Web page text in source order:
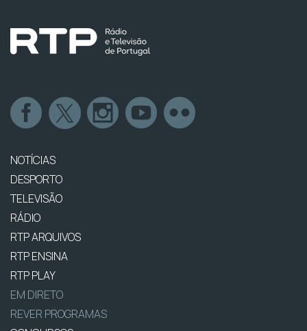
NOTÍCIAS
DESPORTO
TELEVISÃO
RÁDIO
RTP ARQUIVOS
RTP ENSINA
RTP PLAY
EM DIRETO
REVER PROGRAMAS